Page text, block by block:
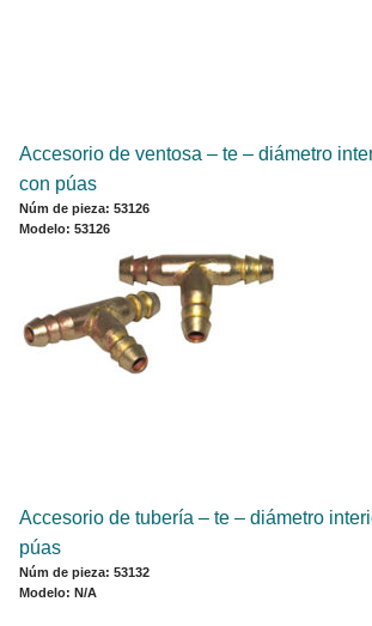
Accesorio de ventosa – te – diámetro
con púas
Núm de pieza: 53126
Modelo: 53126
Accesorio de tubería – te – diámetro
púas
Núm de pieza: 53132
Modelo: N/A